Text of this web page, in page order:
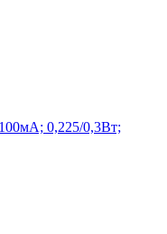
0,225/0,3Вт;